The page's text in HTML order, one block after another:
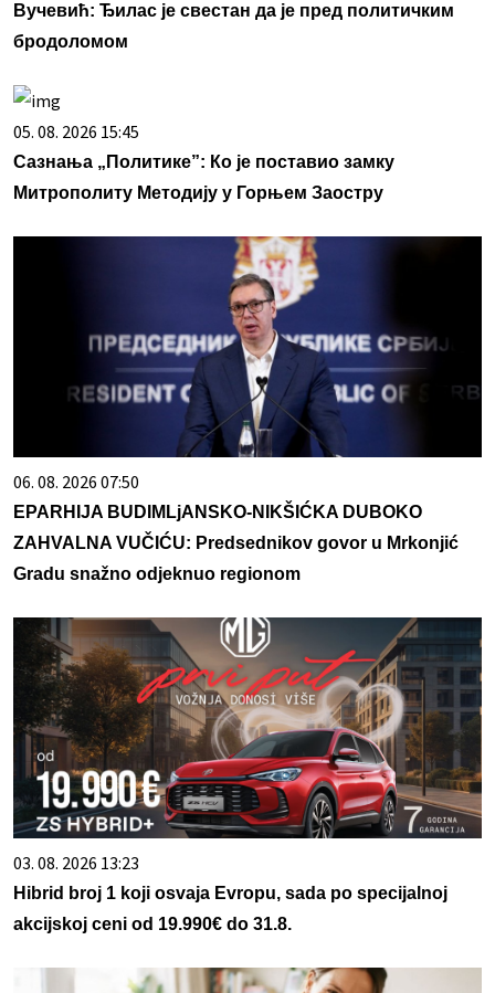
Вучевић: Ђилас је свестан да је пред политичким
бродоломом
05. 08. 2026 15:45
Сазнања „Политике”: Ко је поставио замку
Митрополиту Методију у Горњем Заостру
06. 08. 2026 07:50
EPARHIJA BUDIMLjANSKO-NIKŠIĆKA DUBOKO
ZAHVALNA VUČIĆU: Predsednikov govor u Mrkonjić
Gradu snažno odjeknuo regionom
03. 08. 2026 13:23
Hibrid broj 1 koji osvaja Evropu, sada po specijalnoj
akcijskoj ceni od 19.990€ do 31.8.